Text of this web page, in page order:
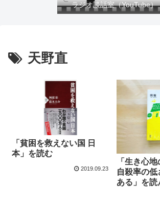
ラジオ談話室（YouTube）
天野直
「貧困を救えない国 日
本」を読む
2019.09.23
「生き心
自殺率の
ある」を読
投票行動